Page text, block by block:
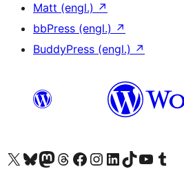
Matt (engl.) ↗
bbPress (engl.) ↗
BuddyPress (engl.) ↗
Das X-Konto (früher Twitter) von WordPress.org besuchen
Das Bluesky-Konto von WordPress.org besuchen
Das Mastodon-Konto von WordPress.org besuchen
Das Threads-Konto von WordPress.org besuchen
Die Facebook-Seite von WordPress.org besuchen
Das Instagram-Konto von WordPress.org besuchen
Das LinkedIn-Konto von WordPress.org besuchen
Das TikTok-Konto von WordPress.org
Den YouTube-Kanal von
Das Tumblr-